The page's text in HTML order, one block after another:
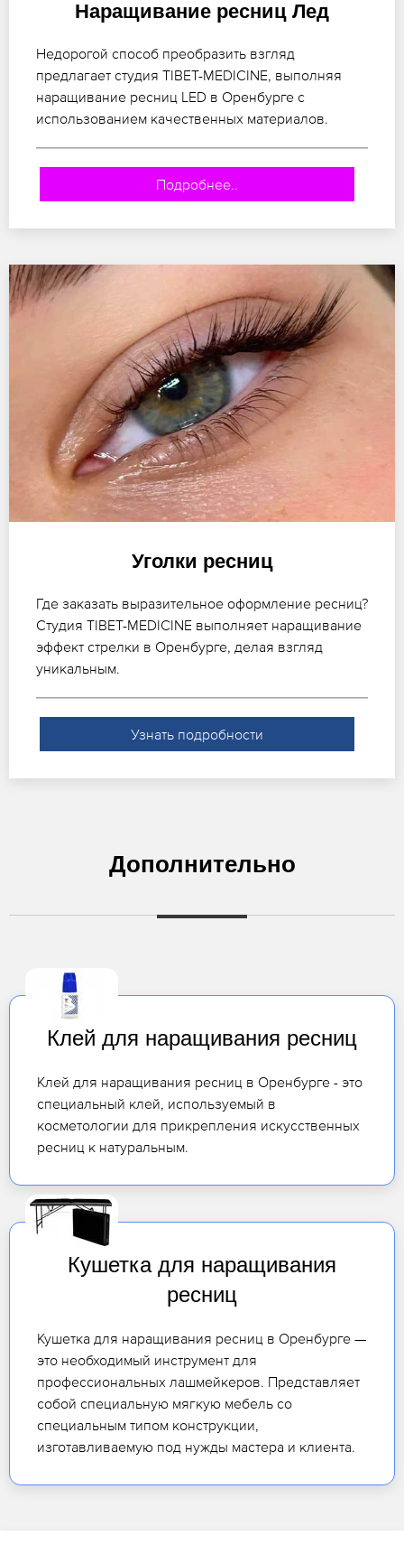
Наращивание ресниц Лед
Недорогой способ преобразить взгляд
предлагает студия TIBET-MEDICINE, выполняя
наращивание ресниц LED в Оренбурге с
использованием качественных материалов.
Подробнее..
Уголки ресниц
Где заказать выразительное оформление ресниц?
Студия TIBET-MEDICINE выполняет наращивание
эффект стрелки в Оренбурге, делая взгляд
уникальным.
Узнать подробности
Дополнительно
Клей для наращивания ресниц
Клей для наращивания ресниц в Оренбурге - это
специальный клей, используемый в
косметологии для прикрепления искусственных
ресниц к натуральным.
Кушетка для наращивания
ресниц
Кушетка для наращивания ресниц в Оренбурге —
это необходимый инструмент для
профессиональных лашмейкеров. Представляет
собой специальную мягкую мебель со
специальным типом конструкции,
изготавливаемую под нужды мастера и клиента.